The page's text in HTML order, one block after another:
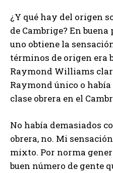
¿Y qué hay del origen
de Cambrige? En
uno obtiene la
términos de origen era
Raymond Williams
Raymond único o
clase obrera en el
No había demasiados
obrera, no. Mi
mixto. Por norma
buen número de gente